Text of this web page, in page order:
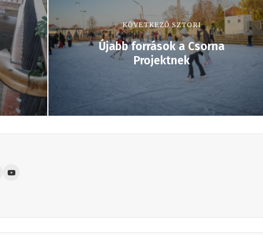
KÖVETKEZŐ SZTORI
Újabb források a Csorna
Projektnek